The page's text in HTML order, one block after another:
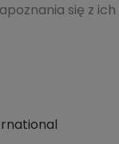
się z